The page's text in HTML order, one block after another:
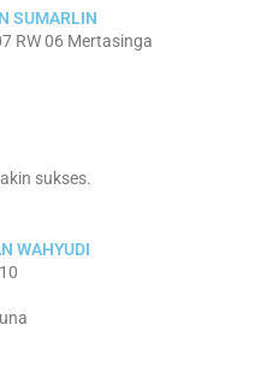
SUMARLIN
RW 06 Mertasinga
sukses.
WAHYUDI